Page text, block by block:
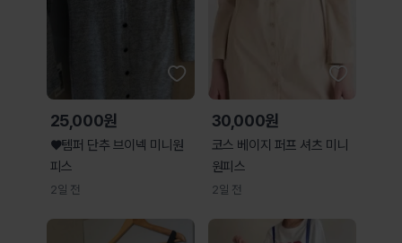
25,000원
♥템퍼 단추 브이넥 미니원
피스
2일 전
30,000원
코스 베이지 퍼프 셔츠 미니
원피스
2일 전